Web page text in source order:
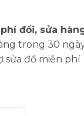
đổi, sửa
trong 30
sửa đồ miễn phí